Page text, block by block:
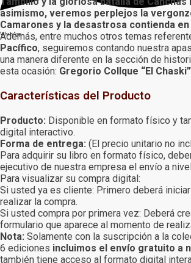
WhatsApp
asimismo, veremos perplejos la
Camarones y la desastrosa contienda
Además, entre muchos otros temas
Pacífico, seguiremos contando nuestra
una manera diferente en la sección de
esta ocasión: Gregorio Collque “El Chaski”
Características del Producto
Producto: Disponible en formato físico y
digital interactivo.
Forma de entrega: (El precio unitario no
Para adquirir su libro en formato físico,
ejecutivo de nuestra empresa el envío a
Para visualizar su compra digital:
Si usted ya es cliente: Primero deberá
realizar la compra.
Si usted compra por primera vez: Deberá
formulario que aparece al momento de
Nota: Solamente con la suscripción a la
6 ediciones incluimos el envío gratuito a
también tiene acceso al formato digital